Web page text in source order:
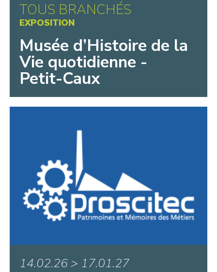
TOUS BRANCHÉS
EXPOSITION
Musée d’Histoire de la
Vie quotidienne -
Petit-Caux
14.02.26 > 17.01.27